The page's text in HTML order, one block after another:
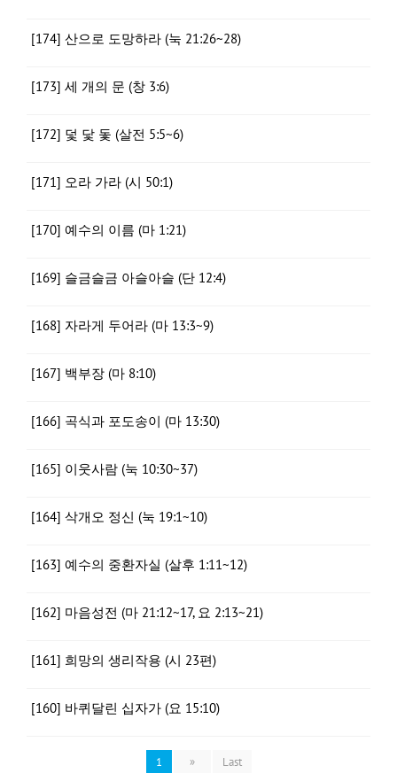
[174] 산으로 도망하라 (눅 21:26~28)
[173] 세 개의 문 (창 3:6)
[172] 덫 닻 돛 (살전 5:5~6)
[171] 오라 가라 (시 50:1)
[170] 예수의 이름 (마 1:21)
[169] 슬금슬금 아슬아슬 (단 12:4)
[168] 자라게 두어라 (마 13:3~9)
[167] 백부장 (마 8:10)
[166] 곡식과 포도송이 (마 13:30)
[165] 이웃사람 (눅 10:30~37)
[164] 삭개오 정신 (눅 19:1~10)
[163] 예수의 중환자실 (살후 1:11~12)
[162] 마음성전 (마 21:12~17, 요 2:13~21)
[161] 희망의 생리작용 (시 23편)
[160] 바퀴달린 십자가 (요 15:10)
1 » Last